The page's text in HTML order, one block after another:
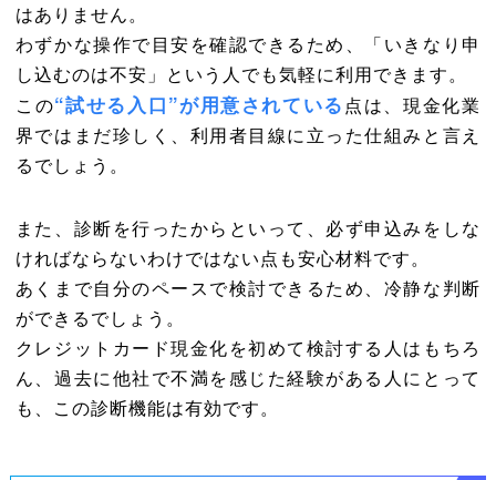
はありません。
わずかな操作で目安を確認できるため、「いきなり申
し込むのは不安」という人でも気軽に利用できます。
この“試せる入口”が用意されている 点は、現金化業
界ではまだ珍しく、利用者目線に立った仕組みと言え
るでしょう。
また、診断を行ったからといって、必ず申込みをしな
ければならないわけではない点も安心材料です。
あくまで自分のペースで検討できるため、冷静な判断
ができるでしょう。
クレジットカード現金化を初めて検討する人はもちろ
ん、過去に他社で不満を感じた経験がある人にとって
も、この診断機能は有効です。